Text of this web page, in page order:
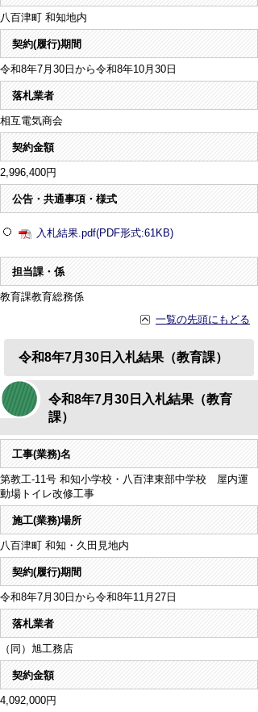
八百津町 和知地内
契約(履行)期間
令和8年7月30日から令和8年10月30日
落札業者
相互電気商会
契約金額
2,996,400円
公告・共通事項・様式
入札結果.pdf(PDF形式:61KB)
担当課・係
教育課教育総務係
一覧の先頭にもどる
令和8年7月30日入札結果（教育課）
令和8年7月30日入札結果（教育
課）
工事(業務)名
第教工-11号 和知小学校・八百津東部中学校 屋内運
動場トイレ改修工事
施工(業務)場所
八百津町 和知・久田見地内
契約(履行)期間
令和8年7月30日から令和8年11月27日
落札業者
（同）旭工務店
契約金額
4,092,000円